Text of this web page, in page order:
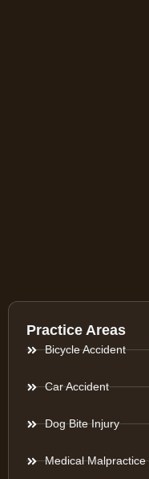
Practice Areas
Bicycle Accident
Car Accident
Dog Bite Injury
Medical Malpractice